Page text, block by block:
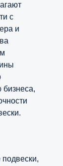
с
и
бизнеса,